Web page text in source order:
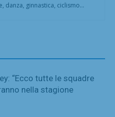
danza, ginnastica, ciclismo...
“Ecco tutte le squadre
nella stagione